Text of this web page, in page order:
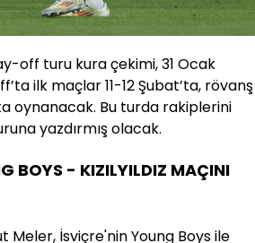
off turu kura çekimi, 31 Ocak
ilk maçlar 11-12 Şubat’ta, rövanş
oynanacak. Bu turda rakiplerini
yazdırmış olacak.
BOYS - KIZILYILDIZ MAÇINI
Meler, İsviçre'nin Young Boys ile